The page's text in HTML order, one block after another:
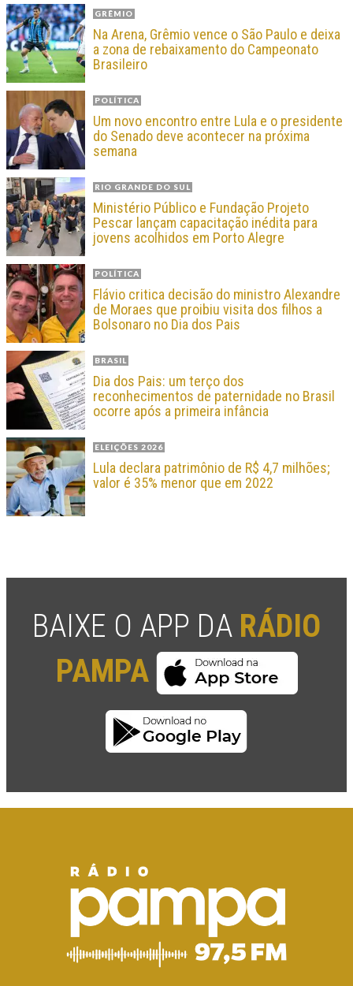
GRÊMIO
Na Arena, Grêmio vence o São Paulo e deixa
a zona de rebaixamento do Campeonato
Brasileiro
POLÍTICA
Um novo encontro entre Lula e o presidente
do Senado deve acontecer na próxima
semana
RIO GRANDE DO SUL
Ministério Público e Fundação Projeto
Pescar lançam capacitação inédita para
jovens acolhidos em Porto Alegre
POLÍTICA
Flávio critica decisão do ministro Alexandre
de Moraes que proibiu visita dos filhos a
Bolsonaro no Dia dos Pais
BRASIL
Dia dos Pais: um terço dos
reconhecimentos de paternidade no Brasil
ocorre após a primeira infância
ELEIÇÕES 2026
Lula declara patrimônio de R$ 4,7 milhões;
valor é 35% menor que em 2022
BAIXE O APP DA RÁDIO
PAMPA